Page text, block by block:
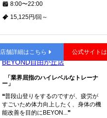
8:00〜22:00
15,125円/回～
自由が丘
BEYOND自由が丘店
「業界屈指のハイレベルなトレーナ
ー」
❝普段山登りをするのですが、疲労が
すごいため体力向上したく、身体の機
能改善を目的にBEYON...❞
店舗詳細はこちら 公式サイト